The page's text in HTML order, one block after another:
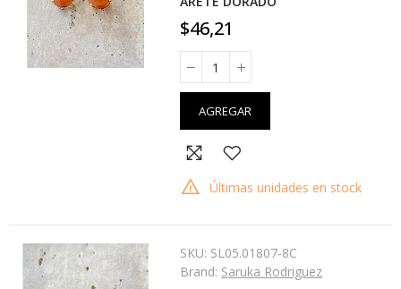
$46,21
AGREGAR
Últimas unidades en stock
SKU: SL05.01807-8C
Brand: Saruka Rodriguez